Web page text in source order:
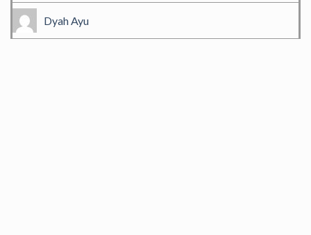
Dyah Ayu